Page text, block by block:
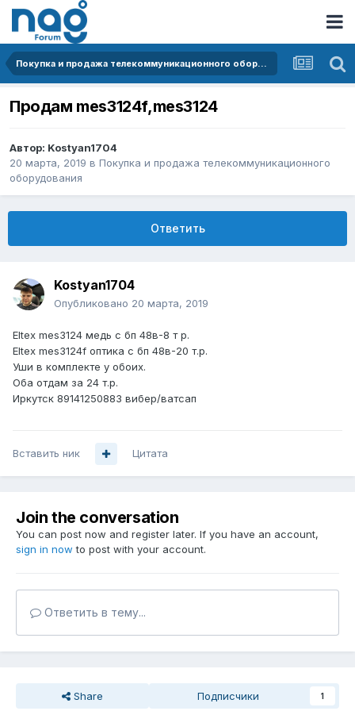
Покупка и продажа телекоммуникационного оборудования
Продам mes3124f,mes3124
Автор: Kostyan1704
20 марта, 2019 в Покупка и продажа телекоммуникационного
оборудования
Ответить
Kostyan1704
Опубликовано 20 марта, 2019
Eltex mes3124 медь с бп 48в-8 т р.
Eltex mes3124f оптика с бп 48в-20 т.р.
Уши в комплекте у обоих.
Оба отдам за 24 т.р.
Иркутск 89141250883 вибер/ватсап
Вставить ник Цитата
Join the conversation
You can post now and register later. If you have an account,
sign in now to post with your account.
Ответить в тему...
Share Подписчики 1